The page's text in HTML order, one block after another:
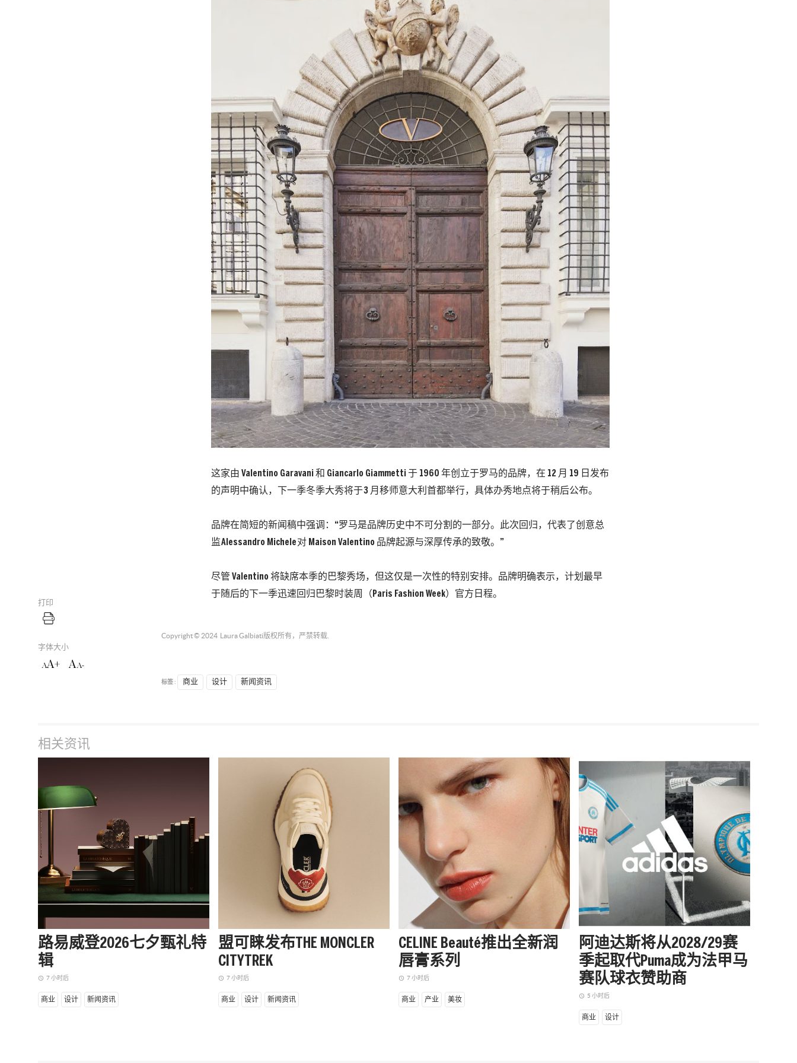
打印
字体大小
AA+ A A-
这家由 Valentino Garavani 和 Giancarlo Giammetti 于 1960 年创立于罗马的品牌，在 12 月 19 日发布
的声明中确认，下一季冬季大秀将于3 月 移师意大利首都举行，具体办秀地点将于稍后公布。
品牌在简短的新闻稿中强调：“罗马是品牌历史中不可分割的一部分。此次回归，代表了创意总
监Alessandro Michele 对 Maison Valentino 品牌起源与深厚传承的致敬。”
尽管 Valentino 将缺席本季的巴黎秀场，但这仅是一次性的特别安排。品牌明确表示，计划最早
于随后的下一季迅速回归巴黎时装周（Paris Fashion Week）官方日程。
Copyright © 2024 Laura Galbiati 版权所有，严禁转载.
标签 : 商业 设计 新闻资讯
相关资讯
路易威登2026七夕甄礼特
辑
access_time 7 小时后
商业 设计 新闻资讯
盟可睐发布THE MONCLER
CITYTREK
access_time 7 小时后
商业 设计 新闻资讯
CELINE Beauté推出全新润
唇膏系列
access_time 7 小时后
商业 产业 美妆
阿迪达斯将从2028/29赛
季起取代Puma成为法甲马
赛队球衣赞助商
access_time 5 小时后
商业 设计